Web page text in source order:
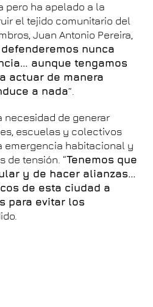
pero ha apelado a la
el tejido comunitario del
Juan Antonio Pereira,
nunca
aunque tengamos
actuar de manera
a nada”.
necesidad de generar
escuelas y colectivos
emergencia habitacional y
de tensión. “Tenemos que
y de hacer alianzas…
de esta ciudad a
para evitar los